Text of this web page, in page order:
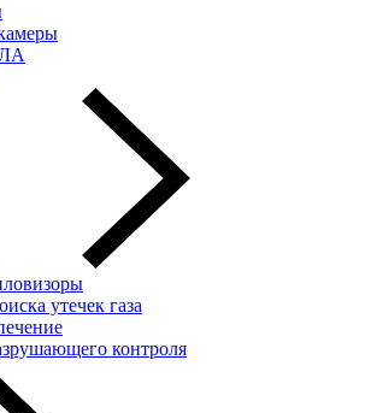
утечек газа
контроля